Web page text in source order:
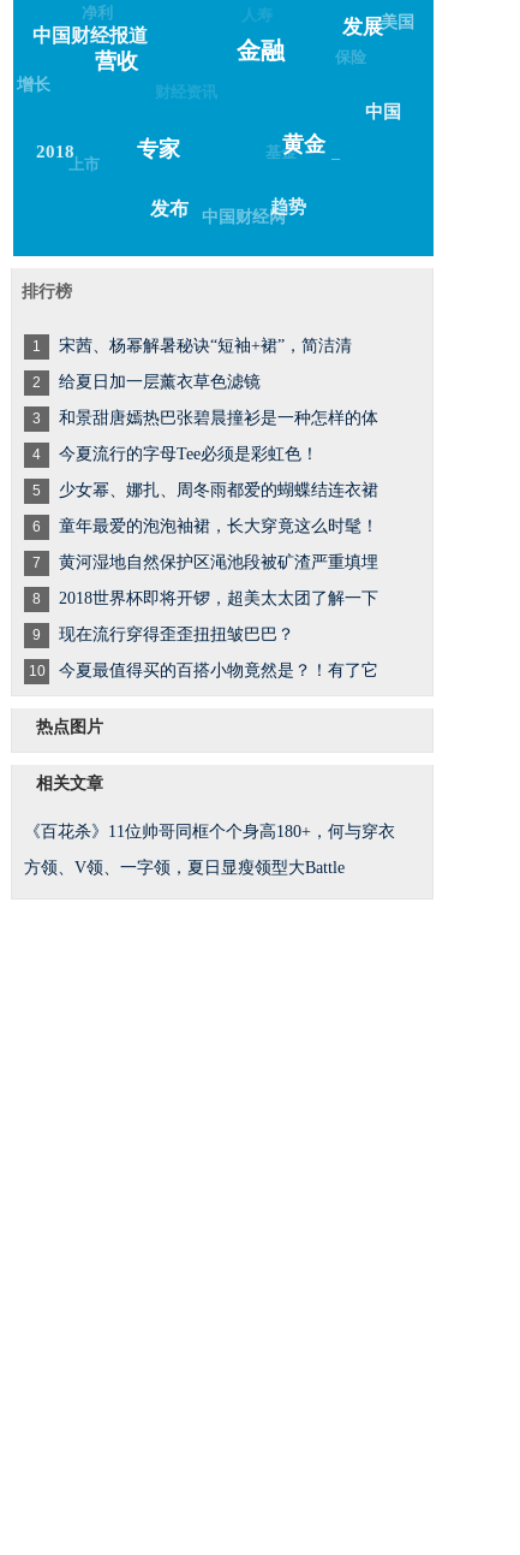
2018
发布
专家
营收
中国财经报道
增长
上市
中国财经网趋势
黄金
金融
净利
财经资讯
基金 –
中国
发展
人寿
保险
美国
排行榜
1 宋茜、杨幂解暑秘诀“短袖+裙”，简洁清
2 给夏日加一层薰衣草色滤镜
3 和景甜唐嫣热巴张碧晨撞衫是一种怎样的体
4 今夏流行的字母Tee必须是彩虹色！
5 少女幂、娜扎、周冬雨都爱的蝴蝶结连衣裙
6 童年最爱的泡泡袖裙，长大穿竟这么时髦！
7 黄河湿地自然保护区渑池段被矿渣严重填埋
8 2018世界杯即将开锣，超美太太团了解一下
9 现在流行穿得歪歪扭扭皱巴巴？
10 今夏最值得买的百搭小物竟然是？！有了它
热点图片
相关文章
《百花杀》11位帅哥同框个个身高180+，何与穿衣
方领、V领、一字领，夏日显瘦领型大Battle